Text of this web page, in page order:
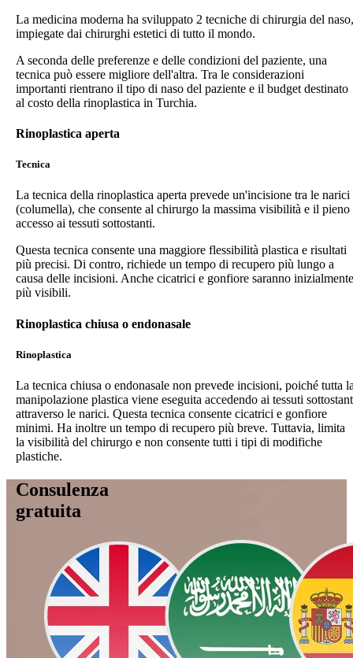
La medicina moderna ha sviluppato 2 tecniche di chirurgia del naso,
impiegate dai chirurghi estetici di tutto il mondo.
A seconda delle preferenze e delle condizioni del paziente, una
tecnica può essere migliore dell'altra. Tra le considerazioni
importanti rientrano il tipo di naso del paziente e il budget destinato
al costo della rinoplastica in Turchia.
Rinoplastica aperta
Tecnica
La tecnica della rinoplastica aperta prevede un'incisione tra le narici
(columella), che consente al chirurgo la massima visibilità e il pieno
accesso ai tessuti sottostanti.
Questa tecnica consente una maggiore flessibilità plastica e risultati
più precisi. Di contro, richiede un tempo di recupero più lungo a
causa delle incisioni. Anche cicatrici e gonfiore saranno inizialmente
più visibili.
Rinoplastica chiusa o endonasale
Rinoplastica
La tecnica chiusa o endonasale non prevede incisioni, poiché tutta
manipolazione plastica viene eseguita accedendo ai tessuti
attraverso le narici. Questa tecnica consente cicatrici e gonfiore
minimi. Ha inoltre un tempo di recupero più breve. Tuttavia, limita
la visibilità del chirurgo e non consente tutti i tipi di modifiche
plastiche.
Consulenza
gratuita